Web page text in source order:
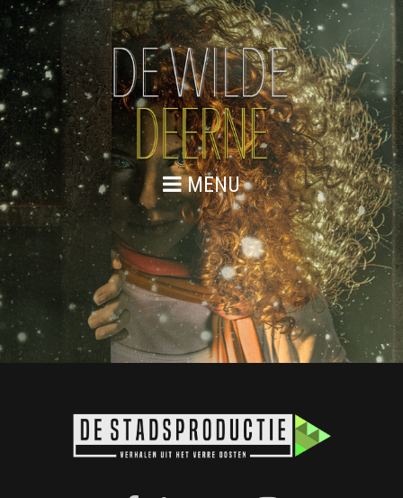
MENU
MEDIA
Het is tijd het verhaal van het Zwolse wolfsmeisje te
vertellen.